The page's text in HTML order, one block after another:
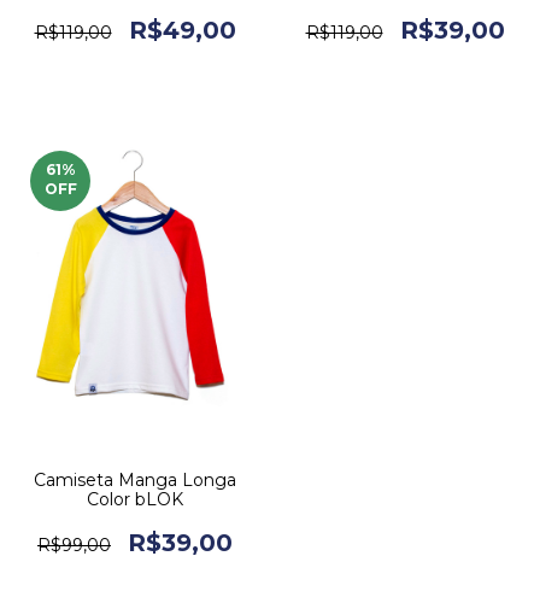
R$119,00
R$49,00 R$119,00 R$39,00
61%
OFF
Camiseta Manga Longa
Color bLOK
R$99,00 R$39,00